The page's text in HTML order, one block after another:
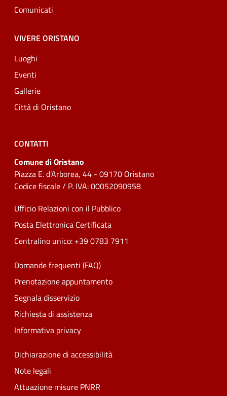
Comunicati
VIVERE ORISTANO
Luoghi
Eventi
Gallerie
Città di Oristano
CONTATTI
Comune di Oristano
Piazza E. d'Arborea, 44 - 09170 Oristano
Codice fiscale / P. IVA: 00052090958
Ufficio Relazioni con il Pubblico
Posta Elettronica Certificata
Centralino unico: +39 0783 7911
Domande frequenti (FAQ)
Prenotazione appuntamento
Segnala disservizio
Richiesta di assistenza
Informativa privacy
Dichiarazione di accessibilità
Note legali
Attuazione misure PNRR